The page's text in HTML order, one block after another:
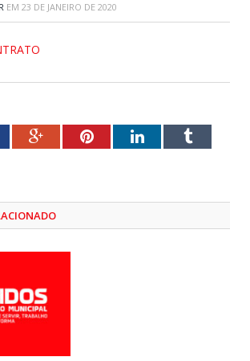
EM 23 DE JANEIRO DE 2020
Google+PinterestLinkedInTumblr